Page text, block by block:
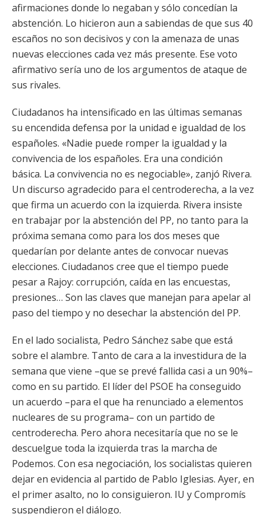
afirmaciones donde lo negaban y sólo concedían la
abstención. Lo hicieron aun a sabiendas de que sus 40
escaños no son decisivos y con la amenaza de unas
nuevas elecciones cada vez más presente. Ese voto
afirmativo sería uno de los argumentos de ataque de
sus rivales.
Ciudadanos ha intensificado en las últimas semanas
su encendida defensa por la unidad e igualdad de los
españoles. «Nadie puede romper la igualdad y la
convivencia de los españoles. Era una condición
básica. La convivencia no es negociable», zanjó Rivera.
Un discurso agradecido para el centroderecha, a la vez
que firma un acuerdo con la izquierda. Rivera insiste
en trabajar por la abstención del PP, no tanto para la
próxima semana como para los dos meses que
quedarían por delante antes de convocar nuevas
elecciones. Ciudadanos cree que el tiempo puede
pesar a Rajoy: corrupción, caída en las encuestas,
presiones… Son las claves que manejan para apelar al
paso del tiempo y no desechar la abstención del PP.
En el lado socialista, Pedro Sánchez sabe que está
sobre el alambre. Tanto de cara a la investidura de la
semana que viene –que se prevé fallida casi a un 90%–
como en su partido. El líder del PSOE ha conseguido
un acuerdo –para el que ha renunciado a elementos
nucleares de su programa– con un partido de
centroderecha. Pero ahora necesitaría que no se le
descuelgue toda la izquierda tras la marcha de
Podemos. Con esa negociación, los socialistas quieren
dejar en evidencia al partido de Pablo Iglesias. Ayer, en
el primer asalto, no lo consiguieron. IU y Compromís
suspendieron el diálogo.